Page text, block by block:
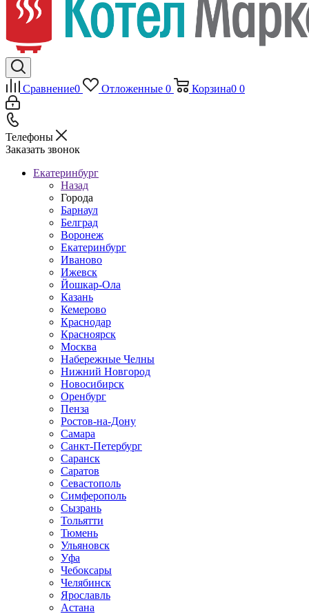
Сравнение0 Отложенные 0 Корзина0 0
Телефоны
Заказать звонок
Екатеринбург
Назад
Города
Барнаул
Белград
Воронеж
Екатеринбург
Иваново
Ижевск
Йошкар-Ола
Казань
Кемерово
Краснодар
Красноярск
Москва
Набережные Челны
Нижний Новгород
Новосибирск
Оренбург
Пенза
Ростов-на-Дону
Самара
Санкт-Петербург
Саранск
Саратов
Севастополь
Симферополь
Сызрань
Тольятти
Тюмень
Ульяновск
Уфа
Чебоксары
Челябинск
Ярославль
Астана